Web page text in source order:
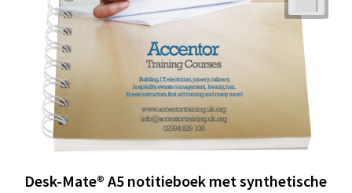
Desk-Mate® A5 notitieboek met synthetische